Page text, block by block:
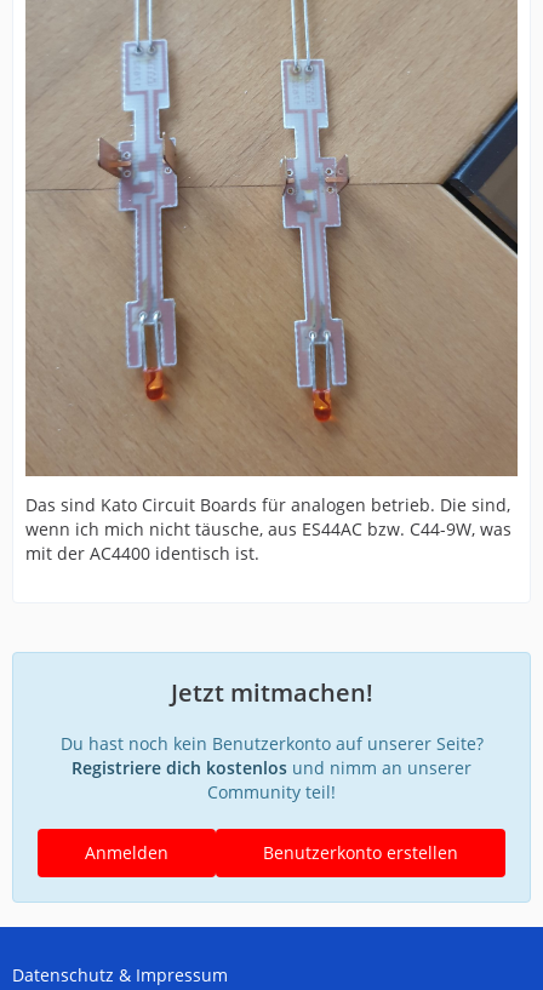
Das sind Kato Circuit Boards für analogen betrieb. Die sind,
wenn ich mich nicht täusche, aus ES44AC bzw. C44-9W, was
mit der AC4400 identisch ist.
Jetzt mitmachen!
Du hast noch kein Benutzerkonto auf unserer Seite?
Registriere dich kostenlos und nimm an unserer
Community teil!
Benutzerkonto erstellen
Anmelden
Datenschutz & Impressum